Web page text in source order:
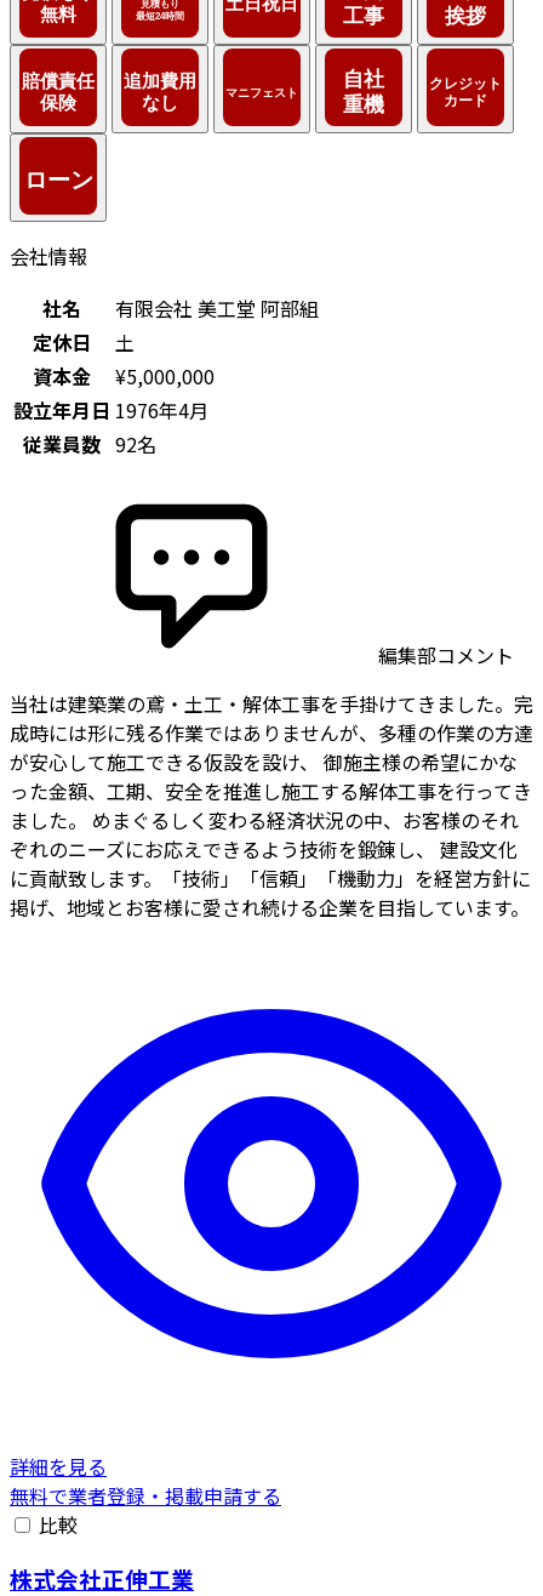
会社情報
社名
有限会社 美工堂 阿部組
定休日
土
資本金
¥5,000,000
設立年月日 1976年4月
従業員数 92名
編集部コメント
当社は建築業の鳶・土工・解体工事を手掛けてきました。完
成時には形に残る作業ではありませんが、多種の作業の方達
が安心して施工できる仮設を設け、 御施主様の希望にかな
った金額、工期、安全を推進し施工する解体工事を行ってき
ました。 めまぐるしく変わる経済状況の中、お客様のそれ
ぞれのニーズにお応えできるよう技術を鍛錬し、 建設文化
に貢献致します。「技術」「信頼」「機動力」を経営方針に
掲げ、地域とお客様に愛され続ける企業を目指しています。
詳細を見る
無料で業者登録・掲載申請する
比較
株式会社正伸工業